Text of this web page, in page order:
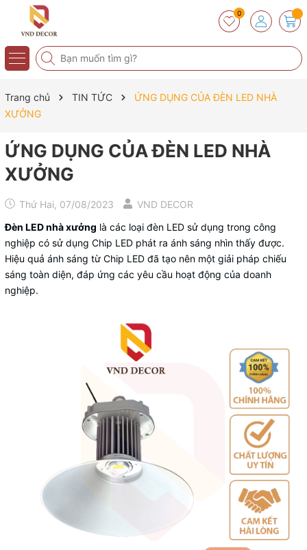
0
Trang chủ TIN TỨC
ỨNG DỤNG CỦA ĐÈN LED NHÀ
XƯỞNG
ỨNG DỤNG CỦA ĐÈN LED NHÀ
XƯỞNG
Thứ Hai, 07/08/2023
VND DECOR
Đèn LED nhà xưởng là các loại đèn LED sử dụng trong công
nghiệp có sử dụng Chip LED phát ra ánh sáng nhìn thấy được.
Hiệu quả ánh sáng từ Chip LED đã tạo nên một giải pháp chiếu
sáng toàn diện, đáp ứng các yêu cầu hoạt động của doanh
nghiệp.